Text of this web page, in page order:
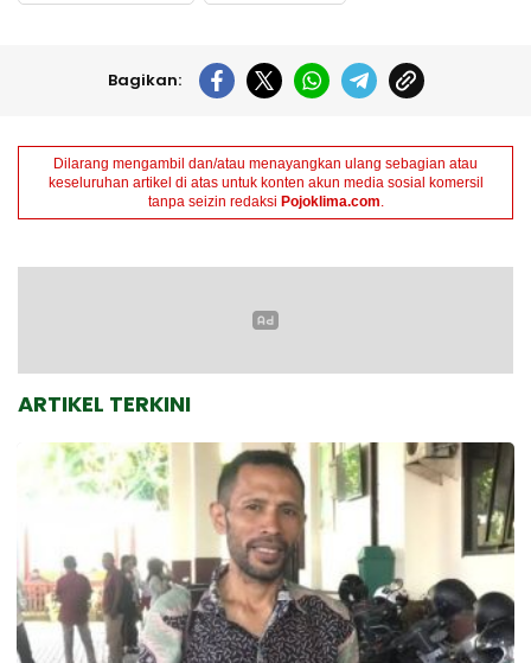
Bagikan:
Dilarang mengambil dan/atau menayangkan ulang sebagian atau
keseluruhan artikel di atas untuk konten akun media sosial komersil
tanpa seizin redaksi Pojoklima.com
ARTIKEL TERKINI